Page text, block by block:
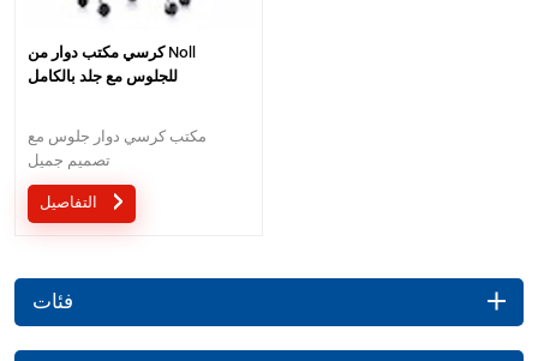
كرسي مكتب دوار من Noll
للجلوس مع جلد بالكامل
مكتب كرسي دوار جلوس مع
تصميم جميل
فئات